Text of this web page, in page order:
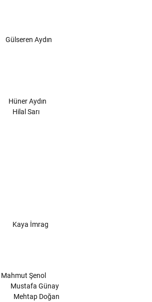
Gülseren Aydın
Hüner Aydın
Hilal Sarı
Kaya İmrag
Mahmut Şenol
Mustafa Günay
Mehtap Doğan